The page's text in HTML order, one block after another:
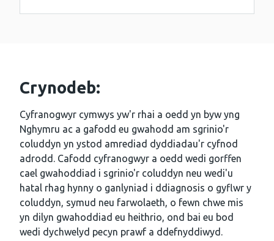
Crynodeb:
Cyfranogwyr cymwys yw'r rhai a oedd yn byw yng
Nghymru ac a gafodd eu gwahodd am sgrinio'r
coluddyn yn ystod amrediad dyddiadau'r cyfnod
adrodd. Cafodd cyfranogwyr a oedd wedi gorffen
cael gwahoddiad i sgrinio'r coluddyn neu wedi'u
hatal rhag hynny o ganlyniad i ddiagnosis o gyflwr y
coluddyn, symud neu farwolaeth, o fewn chwe mis
yn dilyn gwahoddiad eu heithrio, ond bai eu bod
wedi dychwelyd pecyn prawf a ddefnyddiwyd.